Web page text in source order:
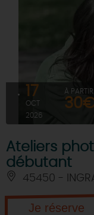
17
OCT
2026
À PARTIR
Ateliers
débutant
45450 -
Je réserve